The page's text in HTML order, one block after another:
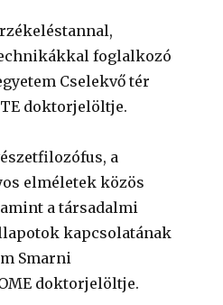
foglalkozó
Cselekvő tér
doktorjelöltje.
a
elméletek közös
a társadalmi
kapcsolatának
Smarni
doktorjelöltje.